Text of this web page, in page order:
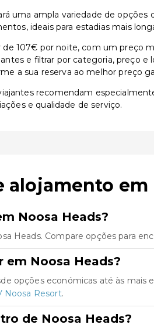
uma ampla variedade de opções
ideais para estadias mais
107€ por noite, com um preço
e filtrar por categoria, preço
a sua reserva ao melhor preço
recomendam
e qualidade de serviço.
em
Noosa Heads?
Heads. Compare opções para
Noosa Heads?
opções económicas até às mais
Noosa Resort.
de Noosa Heads?